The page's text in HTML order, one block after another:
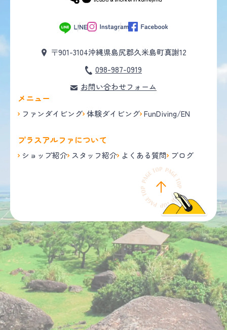
〒901-3104沖縄県島尻郡久米島町真謝12
098-987-0919
お問い合わせフォーム
メニュー
ファンダイビング 体験ダイビング FunDiving/EN
プラスアルファについて
ショップ紹介 スタッフ紹介 よくある質問 ブログ